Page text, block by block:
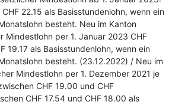
22.15 als Basisstundenlohn, wenn ein
besteht. Neu im Kanton
Mindestlohn per 1. Januar 2023 CHF
19.17 als Basisstundenlohn, wenn ein
besteht. (23.12.2022) / Neu im
Mindestlohn per 1. Dezember 2021 je
CHF 19.00 und CHF
CHF 17.54 und CHF 18.00 als